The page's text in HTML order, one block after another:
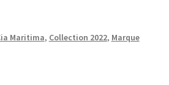
Maritima, Collection 2022, Marque